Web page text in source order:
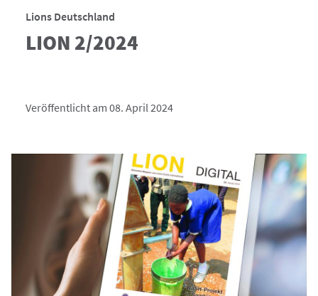
Lions Deutschland
LION 2/2024
Veröffentlicht am 08. April 2024